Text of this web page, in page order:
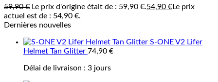
59,90€ Le prix d'origine était de : 59,90 €.54,90 €Le prix
actuel est de : 54,90 €.
Dernières nouvelles
S-ONE V2 Lifer
Helmet Tan Glitter 74,90 €
Délai de livraison : 3 jours